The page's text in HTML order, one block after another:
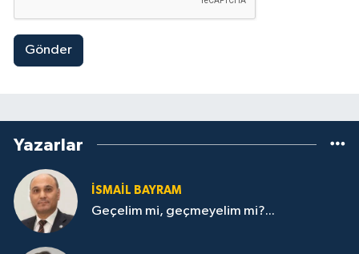
Gönder
Yazarlar
İSMAİL BAYRAM
Geçelim mi, geçmeyelim mi?...